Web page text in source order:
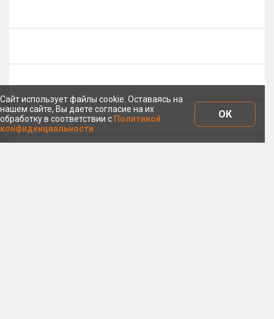
Сайт использует файлы cookie. Оставаясь на
нашем сайте, Вы даете согласие на их
обработку в соответствии с Политикой
конфиденциальности
ОК